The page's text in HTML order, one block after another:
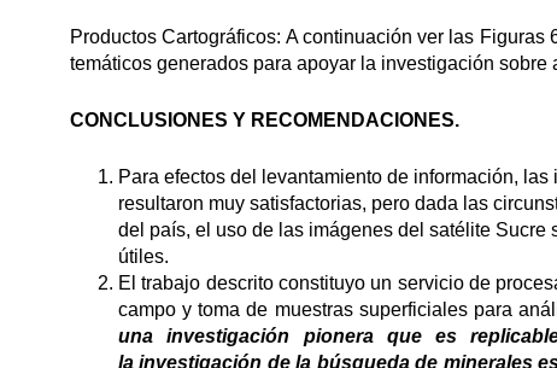
Productos Cartográficos: A continuación ver las
temáticos generados para apoyar la investigación sobre
CONCLUSIONES Y RECOMENDACIONES.
Para efectos del levantamiento de información, las
resultaron muy satisfactorias, pero dada las
del país, el uso de las imágenes del satélite Sucre
útiles.
El trabajo descrito constituyo un servicio de
campo y toma de muestras superficiales para
una investigación pionera que es
la investigación de la búsqueda de minerales